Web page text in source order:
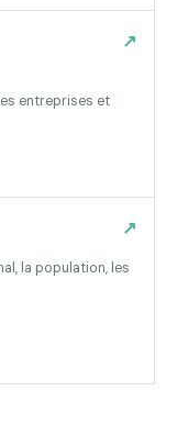
entreprises et
↗
la population, les
↗